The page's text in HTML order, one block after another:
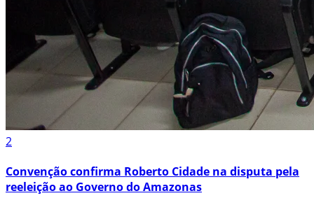
2
Convenção confirma Roberto Cidade na disputa pela
reeleição ao Governo do Amazonas